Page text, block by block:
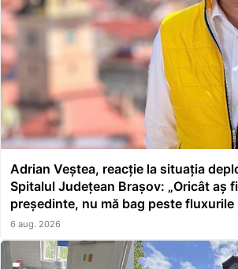
Adrian Veștea, reacție la situația
Spitalul Județean Brașov: „Oricât aș
președinte, nu mă bag peste fluxurile
asta a făcut școală managerul”
6 aug. 2026